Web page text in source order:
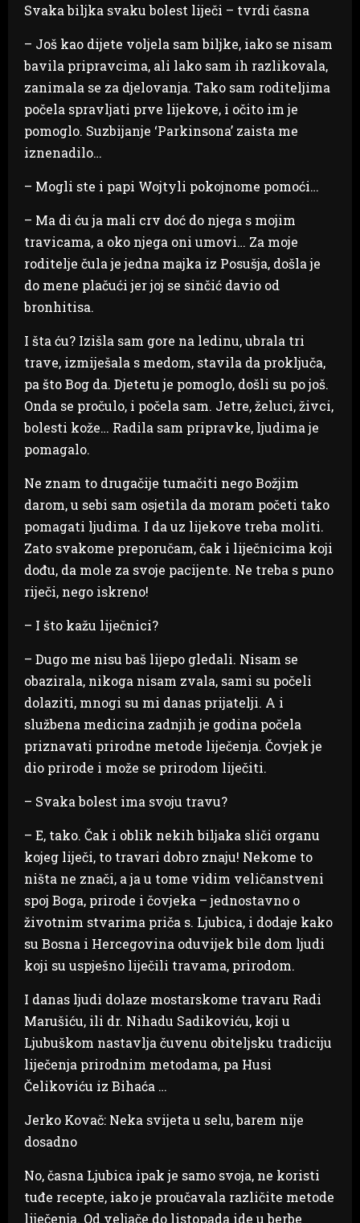
Svaka biljka svaku bolest liječi – tvrdi časna
– Još kao dijete voljela sam biljke, iako se nisam
bavila pripravcima, ali lako sam ih razlikovala,
zanimala se za djelovanja. Tako sam roditeljima
počela spravljati prve lijekove, i očito im je
pomoglo. Suzbijanje ‘Parkinsona’ zaista me
iznenadilo…
– Mogli ste i papi Wojtyli pokojnome pomoći…
– Ma di ću ja mali crv doć do njega s mojim
travicama, a oko njega oni umovi… Za moje
roditelje čula je jedna majka iz Posušja, došla je
do mene plačući jer joj se sinčić davio od
bronhitisa.
I šta ću? Izišla sam gore na ledinu, ubrala tri
trave, izmiješala s medom, stavila da proključa,
pa što Bog da. Djetetu je pomoglo, došli su po još.
Onda se pročulo, i počela sam. Jetre, želuci, živci,
bolesti kože… Radila sam pripravke, ljudima je
pomagalo.
Ne znam to drugačije tumačiti nego Božjim
darom, u sebi sam osjetila da moram početi tako
pomagati ljudima. I da uz lijekove treba moliti.
Zato svakome preporučam, čak i liječnicima koji
dođu, da mole za svoje pacijente. Ne treba s puno
riječi, nego iskreno!
– I što kažu liječnici?
– Dugo me nisu baš lijepo gledali. Nisam se
obazirala, nikoga nisam zvala, sami su počeli
dolaziti, mnogi su mi danas prijatelji. A i
službena medicina zadnjih je godina počela
priznavati prirodne metode liječenja. Čovjek je
dio prirode i može se prirodom liječiti.
– Svaka bolest ima svoju travu?
– E, tako. Čak i oblik nekih biljaka sliči organu
kojeg liječi, to travari dobro znaju! Nekome to
ništa ne znači, a ja u tome vidim veličanstveni
spoj Boga, prirode i čovjeka – jednostavno o
životnim stvarima priča s. Ljubica, i dodaje kako
su Bosna i Hercegovina oduvijek bile dom ljudi
koji su uspješno liječili travama, prirodom.
I danas ljudi dolaze mostarskome travaru Radi
Marušiću, ili dr. Nihadu Sadikoviću, koji u
Ljubuškom nastavlja čuvenu obiteljsku tradiciju
liječenja prirodnim metodama, pa Husi
Čelikoviću iz Bihaća …
Jerko Kovač: Neka svijeta u selu, barem nije
dosadno
No, časna Ljubica ipak je samo svoja, ne koristi
tuđe recepte, iako je proučavala različite metode
liječenja. Od veljače do listopada ide u berbe